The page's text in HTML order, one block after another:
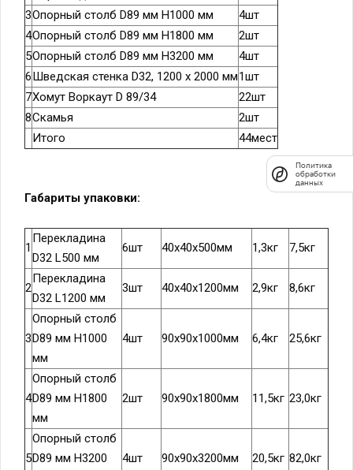
3Опорный столб D89 мм H1000 мм
4шт
4Опорный столб D89 мм H1800 мм
2шт
5Опорный столб D89 мм H3200 мм
4шт
6 Шведская стенка D32, 1200 х 2000 мм1шт
7Хомут Воркаут D 89/34
22шт
8Скамья
2шт
Итого
44мест
Габариты упаковки:
1
Перекладина
D32 L500 мм
6шт 40х40х500мм 1,3кг 7,5кг
2
Перекладина
D32 L1200 мм
3шт 40х40х1200мм 2,9кг 8,6кг
3
Опорный столб
D89 мм H1000
мм
4шт 90х90х1000мм 6,4кг 25,6кг
4
Опорный столб
D89 мм H1800
мм
2шт 90х90х1800мм 11,5кг 23,0кг
5
Опорный столб
D89 мм H3200
4шт 90х90х3200мм 20,5кг 82,0кг
Политика
обработки
данных